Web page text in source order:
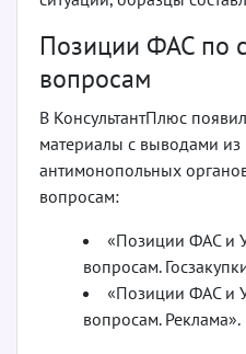
Позиции ФАС по
вопросам
В КонсультантПлюс
материалы с выводами из
антимонопольных
вопросам:
«Позиции ФАС и
вопросам.
«Позиции ФАС и
вопросам. Реклама».